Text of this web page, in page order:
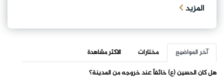
المزيد
آخر المواضيع مختارات
الاكثر مشاهدة
هل كان الحسين (ع) خائفاً عند خروجه من المدينة؟